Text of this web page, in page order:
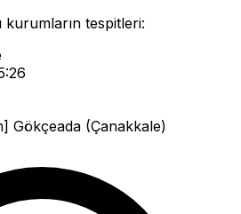
kurumların tespitleri:
Gökçeada (Çanakkale)